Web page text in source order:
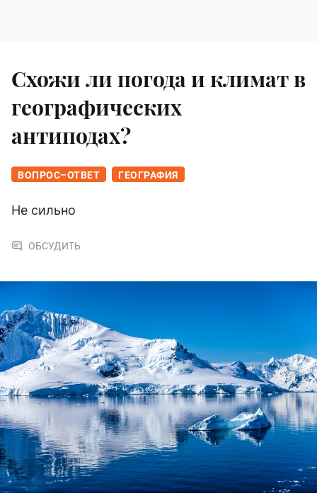
Схожи ли погода и климат в
географических
антиподах?
ВОПРОС–ОТВЕТ ГЕОГРАФИЯ
Не сильно
ОБСУДИТЬ